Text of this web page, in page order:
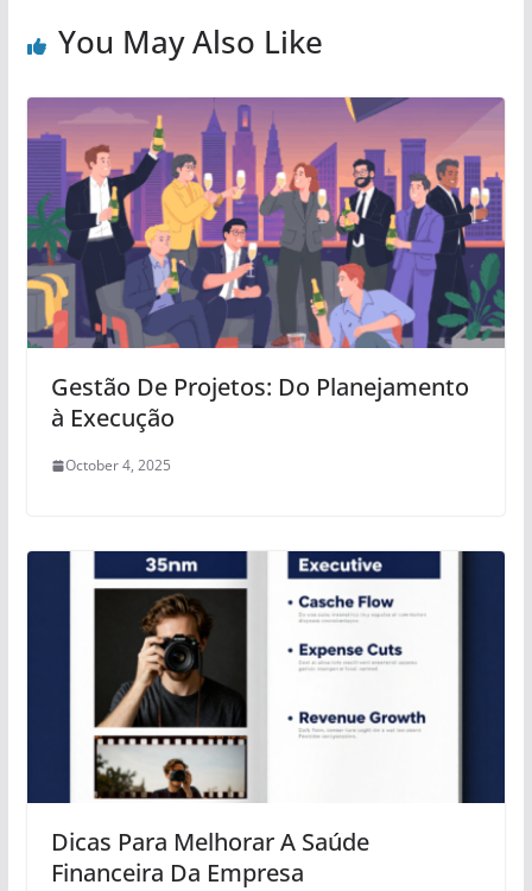
You May Also Like
Gestão De Projetos: Do Planejamento
à Execução
October 4, 2025
Dicas Para Melhorar A Saúde
Financeira Da Empresa